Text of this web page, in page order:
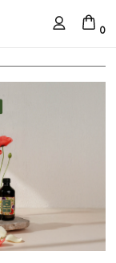
0